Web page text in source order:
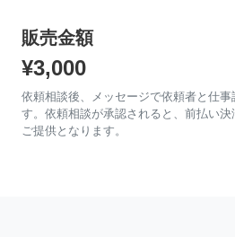
販売金額
¥3,000
依頼相談後、メッセージで依頼者と仕
す。依頼相談が承認されると、前払い
ご提供となります。